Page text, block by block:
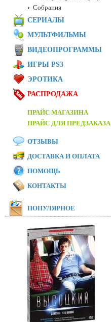
Собрания
СЕРИАЛЫ
МУЛЬТФИЛЬМЫ
ВИДЕОПРОГРАММЫ
ИГРЫ PS3
ЭРОТИКА
РАСПРОДАЖА
ПРАЙС МАГАЗИНА
ПРАЙС ДЛЯ ПРЕДЗАКАЗА
ОТЗЫВЫ
ДОСТАВКА И ОПЛАТА
ПОМОЩЬ
КОНТАКТЫ
ПОПУЛЯРНОЕ